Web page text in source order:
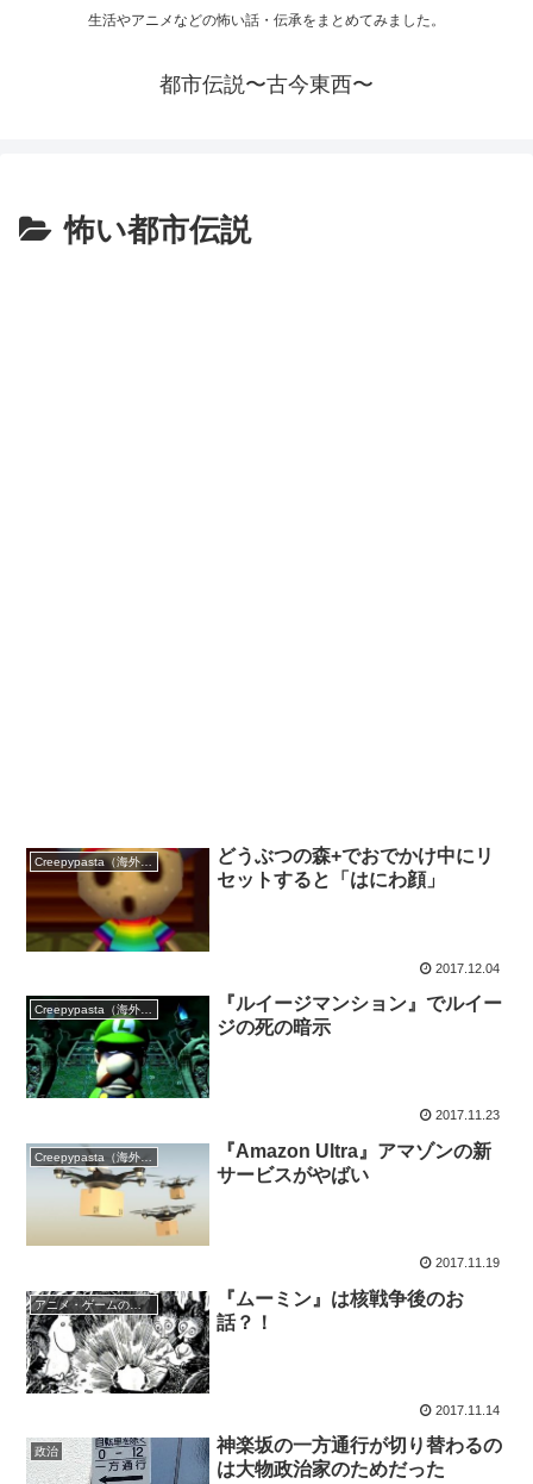
生活やアニメなどの怖い話・伝承をまとめてみました。
都市伝説〜古今東西〜
怖い都市伝説
Creepypasta（海外の都市伝説）
どうぶつの森+でおでかけ中にリ
セットすると「はにわ顔」
2017.12.04
『ルイージマンション』でルイー
ジの死の暗示
2017.11.23
『Amazon Ultra』アマゾンの新
サービスがやばい
2017.11.19
アニメ・ゲームの怖い話
『ムーミン』は核戦争後のお
話？！
2017.11.14
政治
神楽坂の一方通行が切り替わるの
は大物政治家のためだった